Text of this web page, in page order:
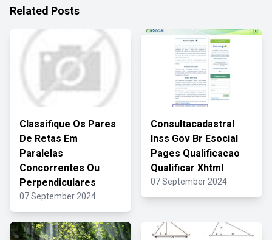
Related Posts
Classifique Os Pares
De Retas Em
Paralelas
Concorrentes Ou
Perpendiculares
07 September 2024
Consultacadastral
Inss Gov Br Esocial
Pages Qualificacao
Qualificar Xhtml
07 September 2024